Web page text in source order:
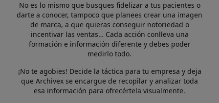
No es lo mismo que busques fidelizar a tus pacientes o
darte a conocer, tampoco que planees crear una imagen
de marca, a que quieras conseguir notoriedad o
incentivar las ventas… Cada acción conlleva una
formación e información diferente y debes poder
medirlo todo.
¡No te agobies! Decide la táctica para tu empresa y deja
que Archivex se encargue de recopilar y analizar toda
esa información para ofrecértela visualmente.